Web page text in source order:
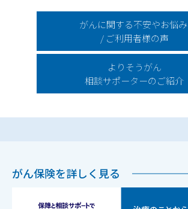
がんに関する不安やお悩み
/ ご利用者様の声
よりそうがん
相談サポーターのご紹介
がん保険を詳しく見る